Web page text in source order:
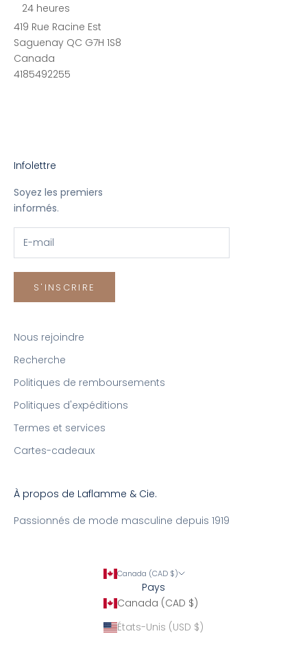
24 heures
419 Rue Racine Est
Saguenay QC G7H 1S8
Canada
4185492255
Infolettre
Soyez les premiers
informés.
S'INSCRIRE
Nous rejoindre
Recherche
Politiques de remboursements
Politiques d'expéditions
Termes et services
Cartes-cadeaux
À propos de Laflamme & Cie.
Passionnés de mode masculine depuis 1919
Canada (CAD $)
Pays
Canada (CAD $)
États-Unis (USD $)